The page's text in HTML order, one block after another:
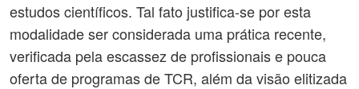
estudos científicos. Tal fato justifica-se por esta
modalidade ser considerada uma prática recente,
verificada pela escassez de profissionais e pouca
oferta de programas de TCR, além da visão elitizada